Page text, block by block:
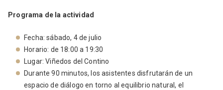
Programa de la actividad
Fecha: sábado, 4 de julio
Horario: de 18:00 a 19:30
Lugar: Viñedos del Contino
Durante 90 minutos, los asistentes disfrutarán de un
espacio de diálogo en torno al equilibrio natural, el